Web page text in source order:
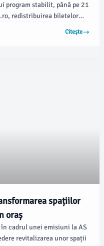
program stabilit, până pe 21
redistribuirea biletelor
Citește
spațiilor
oraș
cadrul unei emisiuni la AS
revitalizarea unor spații